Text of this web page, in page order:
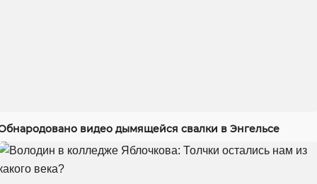
видео дымящейся свалки в Энгельсе